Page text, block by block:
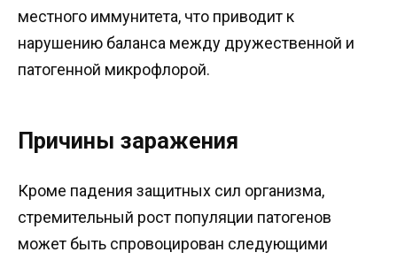
местного иммунитета, что приводит к
нарушению баланса между дружественной и
патогенной микрофлорой.
Причины заражения
Кроме падения защитных сил организма,
стремительный рост популяции патогенов
может быть спровоцирован следующими